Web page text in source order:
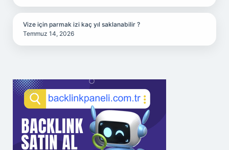
Vize için parmak izi kaç yıl saklanabilir ?
Temmuz 14, 2026